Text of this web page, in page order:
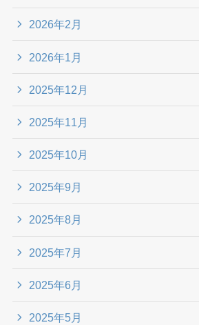
2026年2月
2026年1月
2025年12月
2025年11月
2025年10月
2025年9月
2025年8月
2025年7月
2025年6月
2025年5月